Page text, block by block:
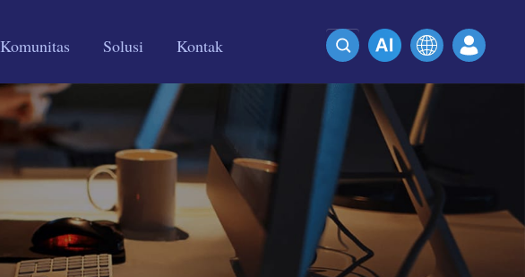
Komunitas Solusi Kontak